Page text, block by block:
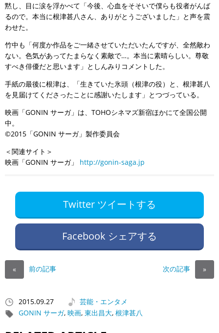
黙し、目に涙を浮かべて「今後、心血をそそいで僕らも役者がんば
るので。本当に根津甚八さん、ありがとうございました」と声を震
わせた。
竹中も「何度か作品をご一緒させていただいたんですが、全然敵わ
ない。色気があってたまらなく素敵で…。本当に素晴らしい。尊敬
すべき俳優だと思います」としんみりコメントした。
手紙の最後に根津は、「生きていた氷頭（根津の役）と、根津甚八
を見届けてくださったことに感謝いたします」とつづっている。
映画「GONIN サーガ」は、TOHOシネマズ新宿ほかにて全国公開
中。
©2015「GONIN サーガ」製作委員会
＜関連サイト＞
映画「GONIN サーガ」 http://gonin-saga.jp
Twitter ツイートする
Facebook シェアする
« 前の記事 次の記事 »
2015.09.27
芸能・エンタメ
GONIN サーガ, 映画, 東出昌大, 根津甚八